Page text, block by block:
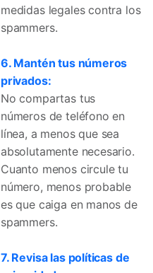
medidas legales contra los
spammers.
6. Mantén tus números
privados:
No compartas tus
números de teléfono en
línea, a menos que sea
absolutamente necesario.
Cuanto menos circule tu
número, menos probable
es que caiga en manos de
spammers.
7. Revisa las políticas de